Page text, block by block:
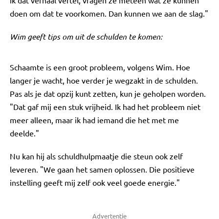
doen om dat te voorkomen. Dan kunnen we aan de slag."
Wim geeft tips om uit de schulden te komen:
Schaamte is een groot probleem, volgens Wim. Hoe
langer je wacht, hoe verder je wegzakt in de schulden.
Pas als je dat opzij kunt zetten, kun je geholpen worden.
"Dat gaf mij een stuk vrijheid. Ik had het probleem niet
meer alleen, maar ik had iemand die het met me
deelde."
Nu kan hij als schuldhulpmaatje die steun ook zelf
leveren. "We gaan het samen oplossen. Die positieve
instelling geeft mij zelf ook veel goede energie."
Advertentie